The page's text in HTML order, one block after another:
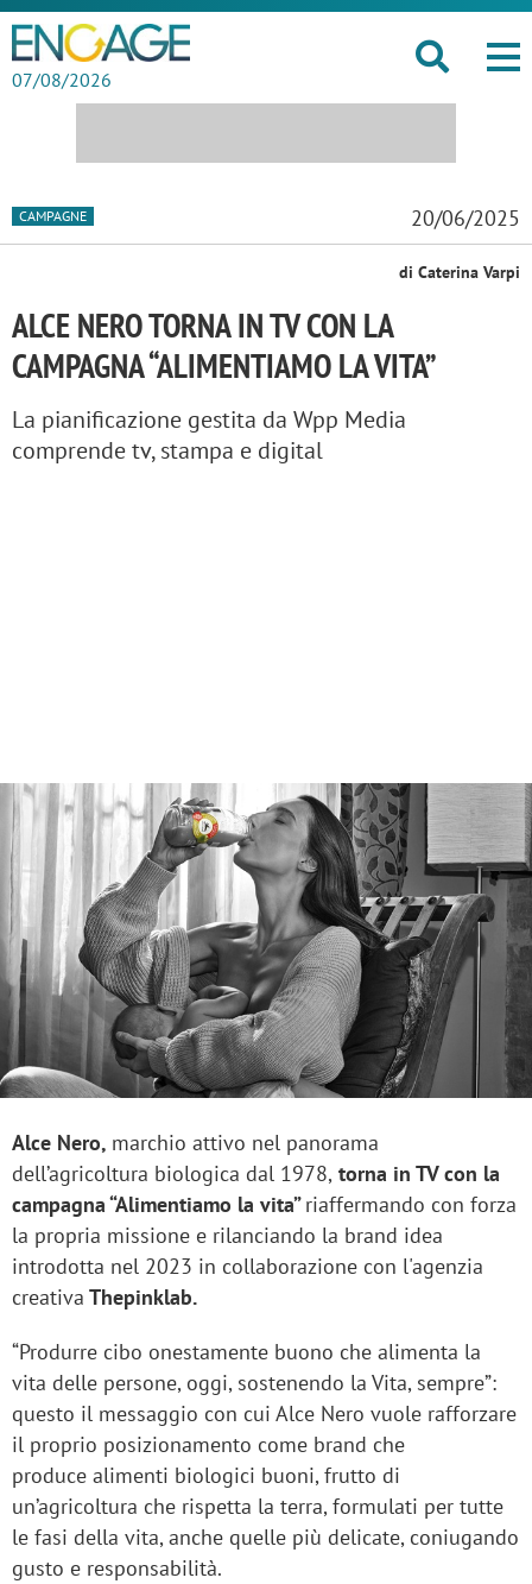
07/08/2026
CAMPAGNE 20/06/2025
di Caterina Varpi
ALCE NERO TORNA IN TV CON LA
CAMPAGNA “ALIMENTIAMO LA VITA”
La pianificazione gestita da Wpp Media
comprende tv, stampa e digital
Alce Nero, marchio attivo nel panorama
dell’agricoltura biologica dal 1978, torna in TV con la
campagna “Alimentiamo la vita”riaffermando con forza
la propria missione e rilanciando la brand idea
introdotta nel 2023 in collaborazione con l'agenzia
creativa Thepinklab.
“Produrre cibo onestamente buono che alimenta la
vita delle persone, oggi, sostenendo la Vita, sempre”:
questo il messaggio con cui Alce Nero vuole rafforzare
il proprio posizionamento come brand che
produce alimenti biologici buoni, frutto di
un’agricoltura che rispetta la terra, formulati per tutte
le fasi della vita, anche quelle più delicate, coniugando
gusto e responsabilità.